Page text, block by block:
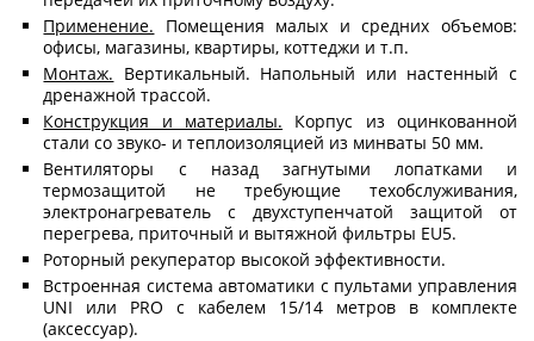
Применение. Помещения малых и средних объемов:
офисы, магазины, квартиры, коттеджи и т.п.
Монтаж. Вертикальный. Напольный или настенный с
дренажной трассой.
Конструкция и материалы. Корпус из оцинкованной
стали со звуко- и теплоизоляцией из минваты 50 мм.
Вентиляторы с назад загнутыми лопатками и
термозащитой не требующие техобслуживания,
электронагреватель с двухступенчатой защитой от
перегрева, приточный и вытяжной фильтры EU5.
Роторный рекуператор высокой эффективности.
Встроенная система автоматики с пультами управления
UNI или PRO с кабелем 15/14 метров в комплекте
(аксессуар).